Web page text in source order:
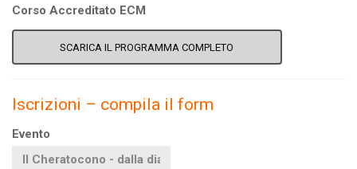
Corso Accreditato ECM
SCARICA IL PROGRAMMA COMPLETO
Iscrizioni – compila il form
Evento